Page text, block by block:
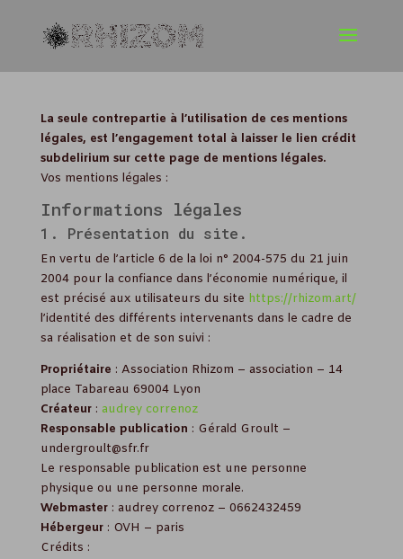
La seule contrepartie à l’utilisation de ces mentions
légales, est l’engagement total à laisser le lien crédit
subdelirium sur cette page de mentions légales.
Vos mentions légales :
Informations légales
1. Présentation du site.
En vertu de l’article 6 de la loi n° 2004-575 du 21 juin
2004 pour la confiance dans l’économie numérique, il
est précisé aux utilisateurs du site https://rhizom.art/
l’identité des différents intervenants dans le cadre de
sa réalisation et de son suivi :
Propriétaire : Association Rhizom – association – 14
place Tabareau 69004 Lyon
Créateur: audrey correnoz
Responsable publication : Gérald Groult –
undergroult@sfr.fr
Le responsable publication est une personne
physique ou une personne morale.
Webmaster: audrey correnoz – 0662432459
Hébergeur: OVH – paris
Crédits :